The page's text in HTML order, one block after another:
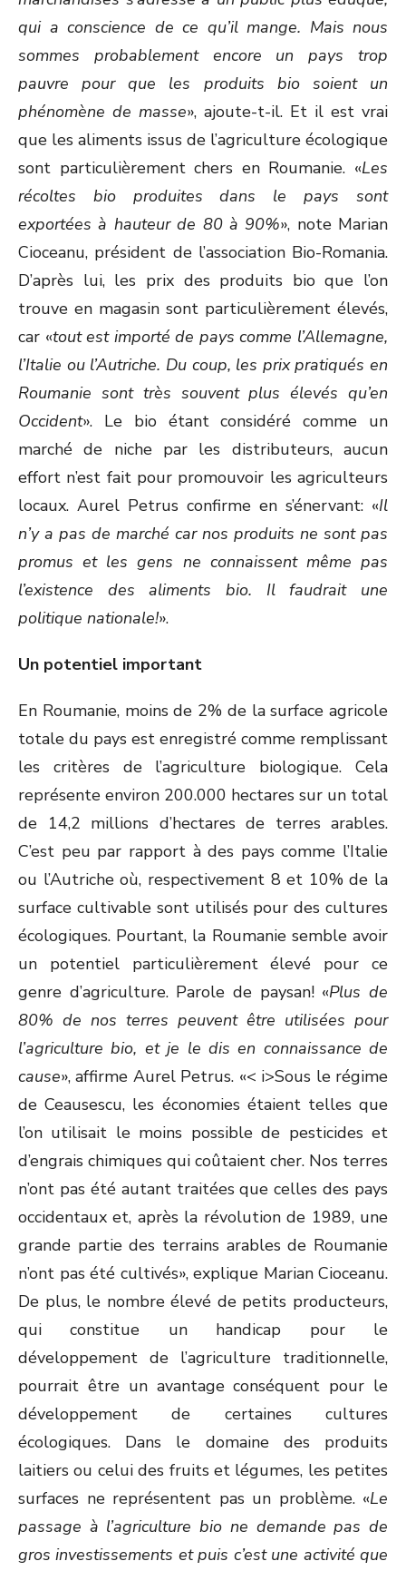
qui a conscience de ce qu’il mange. Mais nous
sommes probablement encore un pays trop
pauvre pour que les produits bio soient un
phénomène de masse», ajoute-t-il. Et il est vrai
que les aliments issus de l’agriculture écologique
sont particulièrement chers en Roumanie. «Les
récoltes bio produites dans le pays sont
exportées à hauteur de 80 à 90%», note Marian
Cioceanu, président de l’association Bio-Romania.
D’après lui, les prix des produits bio que l’on
trouve en magasin sont particulièrement élevés,
car «tout est importé de pays comme l’Allemagne,
l’Italie ou l’Autriche. Du coup, les prix pratiqués en
Roumanie sont très souvent plus élevés qu’en
Occident». Le bio étant considéré comme un
marché de niche par les distributeurs, aucun
effort n’est fait pour promouvoir les agriculteurs
locaux. Aurel Petrus confirme en s’énervant: «Il
n’y a pas de marché car nos produits ne sont pas
promus et les gens ne connaissent même pas
l’existence des aliments bio. Il faudrait une
politique nationale!».
Un potentiel important
En Roumanie, moins de 2% de la surface agricole
totale du pays est enregistré comme remplissant
les critères de l’agriculture biologique. Cela
représente environ 200.000 hectares sur un total
de 14,2 millions d’hectares de terres arables.
C’est peu par rapport à des pays comme l’Italie
ou l’Autriche où, respectivement 8 et 10% de la
surface cultivable sont utilisés pour des cultures
écologiques. Pourtant, la Roumanie semble avoir
un potentiel particulièrement élevé pour ce
genre d’agriculture. Parole de paysan! «Plus de
80% de nos terres peuvent être utilisées pour
l’agriculture bio, et je le dis en connaissance de
cause», affirme Aurel Petrus. «< i>Sous le régime
de Ceausescu, les économies étaient telles que
l’on utilisait le moins possible de pesticides et
d’engrais chimiques qui coûtaient cher. Nos terres
n’ont pas été autant traitées que celles des pays
occidentaux et, après la révolution de 1989, une
grande partie des terrains arables de Roumanie
n’ont pas été cultivés», explique Marian Cioceanu.
De plus, le nombre élevé de petits producteurs,
qui constitue un handicap pour le
développement de l’agriculture traditionnelle,
pourrait être un avantage conséquent pour le
développement de certaines cultures
écologiques. Dans le domaine des produits
laitiers ou celui des fruits et légumes, les petites
surfaces ne représentent pas un problème. «Le
passage à l’agriculture bio ne demande pas de
gros investissements et puis c’est une activité que